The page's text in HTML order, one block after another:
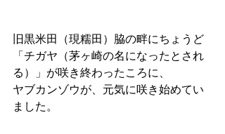
旧黒米田（現糯田）脇の畔にちょうど
「チガヤ（茅ヶ崎の名になったとされ
る）」が咲き終わったころに、
ヤブカンゾウが、元気に咲き始めてい
ました。